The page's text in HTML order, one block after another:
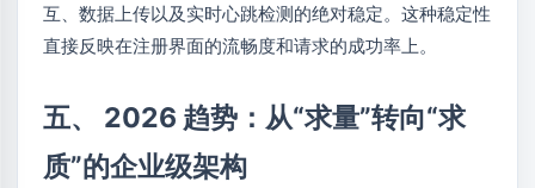
互、数据上传以及实时心跳检测的绝对稳定。这种稳定性
直接反映在注册界面的流畅度和请求的成功率上。
五、 2026 趋势：从“求量”转向“求
质”的企业级架构